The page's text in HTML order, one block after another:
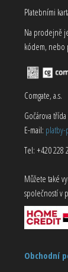
Platebními
Na prodejně
kódem, nebo
Comgate, a.s.
Gočárova
E-mail: platby-
Tel: +420 228
Můžete také
společností v
Obchodní